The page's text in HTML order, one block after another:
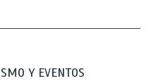
Y EVENTOS